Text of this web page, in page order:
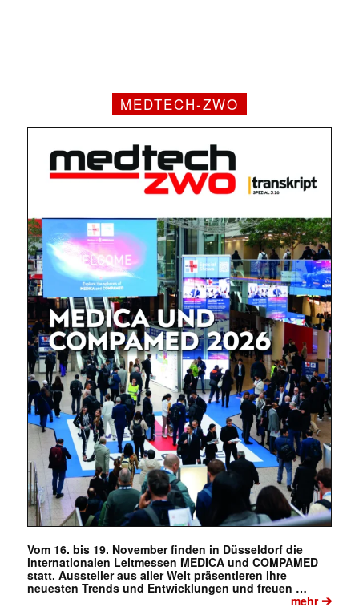
MEDTECH-ZWO
Vom 16. bis 19. November finden in Düsseldorf die
internationalen Leitmessen MEDICA und COMPAMED
statt. Aussteller aus aller Welt präsentieren ihre
neuesten Trends und Entwicklungen und freuen …
mehr➔